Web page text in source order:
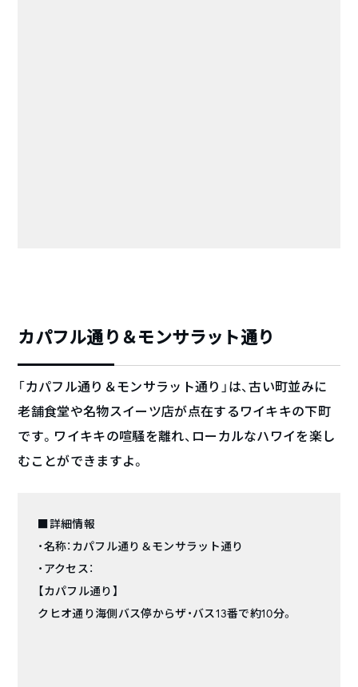
カパフル通り＆モンサラット通り
「カパフル通り＆モンサラット通り」は、古い町並みに
老舗食堂や名物スイーツ店が点在するワイキキの下町
です。ワイキキの喧騒を離れ、ローカルなハワイを楽し
むことができますよ。
■詳細情報
・名称：カパフル通り＆モンサラット通り
・アクセス：
【カパフル通り】
クヒオ通り海側バス停からザ・バス13番で約10分。